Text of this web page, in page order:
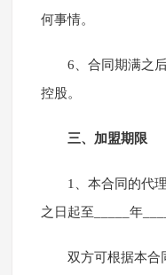
何事情。
6、合同期满之
控股。
三、加盟期限
1、本合同的代
之日起至_____年
双方可根据本合